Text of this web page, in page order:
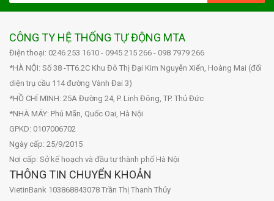
CÔNG TY HỆ THỐNG TỰ ĐỘNG MTA
Điện thoại: 0246 253 1610 - 0945 215 266 - 098 7979 266
*HÀ NỘI: Số 38 -TT6.2C Khu Đô Thị Đại Kim Nguyễn Xiển, Hoàng Mai (đối
diện trụ cầu 114 đường Vành Đai 3)
*HỒ CHÍ MINH: 25A Đường 24, P. Linh Đông, TP. Thủ Đức
*NHÀ MÁY: Phú Mãn, Quốc Oai, Hà Nội
GPKD: 0107006702
Ngày cấp: 25/9/2015
Nơi cấp: Sở kế hoạch và đầu tư thành phố Hà Nội
THÔNG TIN CHUYỂN KHOẢN
VietinBank 103868843078 Trần Thị Thanh Thủy